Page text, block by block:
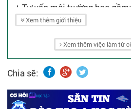
+ Tư vấn môi trường bao
định kỳ, lập báo cáo xả thải
trường, quan trắc môi
+ Thiết kế, thi công: Hệ
sinh hoạt - công nghiệp; hệ
và xử lý khí thải; hệ thống
+ Thương mại: Bán buôn
Xem thêm giới thiệu
Xem thêm việc làm từ
Chia sẽ: